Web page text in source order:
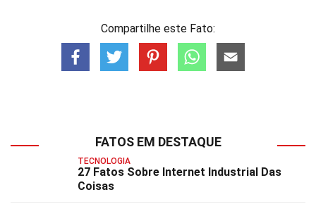
Compartilhe este Fato:
FATOS EM DESTAQUE
TECNOLOGIA
27 Fatos Sobre Internet Industrial Das
Coisas